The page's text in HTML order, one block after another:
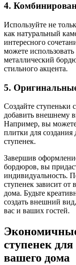
4.
Используйте не
как натуральный
интересного
можете
металлический
стильного акцента.
5.
Создайте ступеньки
добавить внешнему
Например, вы можете
плитки для
ступенек.
Завершив
бордюров, вы
индивидуальность.
ступенек зависит
дома. Будьте
создать внешний
вас и ваших гостей.
ступенек
вашего дома